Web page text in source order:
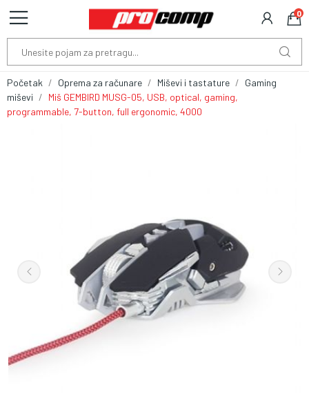
0
Početak Oprema za računare Miševi i tastature
Gaming
miševi
Miš GEMBIRD MUSG-05, USB, optical, gaming,
programmable, 7-button, full ergonomic, 4000